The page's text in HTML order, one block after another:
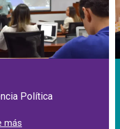
Cali
Política
más sobre Estudia Ciencia